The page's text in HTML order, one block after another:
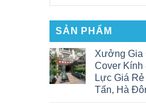
SẢN PHẨM
Xưởng Gia
Cover
Lực Giá
Tấn, Hà